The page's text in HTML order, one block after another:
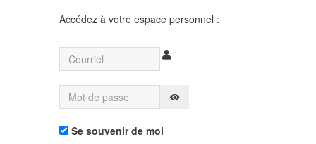
Accédez à votre espace personnel :
Courriel
Mot de passe AFFICHER LE MOT DE PASSE
Se souvenir de moi